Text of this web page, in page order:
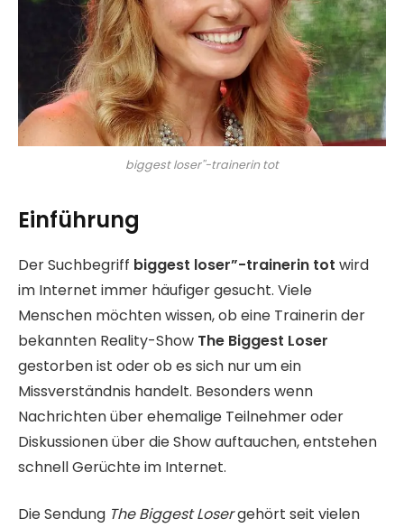
biggest loser''-trainerin tot
Einführung
Der Suchbegriff biggest loser”-trainerin tot wird
im Internet immer häufiger gesucht. Viele
Menschen möchten wissen, ob eine Trainerin der
bekannten Reality-Show The Biggest Loser
gestorben ist oder ob es sich nur um ein
Missverständnis handelt. Besonders wenn
Nachrichten über ehemalige Teilnehmer oder
Diskussionen über die Show auftauchen, entstehen
schnell Gerüchte im Internet.
Die Sendung The Biggest Losergehört seit vielen